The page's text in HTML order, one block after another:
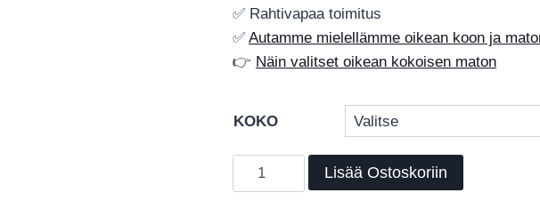
✅ Rahtivapaa toimitus
✅Autamme mielellämme oikean koon ja
👉 Näin valitset oikean kokoisen maton
KOKO
Bird
-
Lisää Ostoskoriin